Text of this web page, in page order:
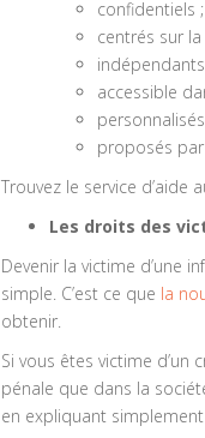
confidentiels ;
centrés sur
accessible
proposés par
Trouvez le service d’aide
Les droits des
Devenir la victime d’une
simple. C’est ce que la
obtenir.
Si vous êtes victime
pénale que dans la
en expliquant